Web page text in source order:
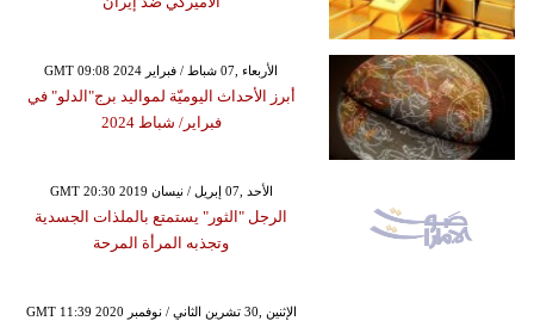
GMT 09:08 2024 الأربعاء ,07 شباط / فبراير
أبرز الأحداث اليوميّة لمواليد برج"الدلو" في
فبراير/ شباط 2024
GMT 20:30 2019 الأحد ,07 إبريل / نيسان
الرجل "الثور" يستمتع بالملذات الجسدية
وتجذبه المرأة المرحة
GMT 11:39 2020 الإثنين ,30 تشرين الثاني / نوفمبر